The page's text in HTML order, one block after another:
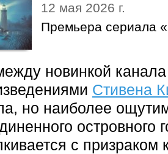
12 мая 2026 г.
Премьера сериала
новинкой
Стивена
но наиболее
островного
с